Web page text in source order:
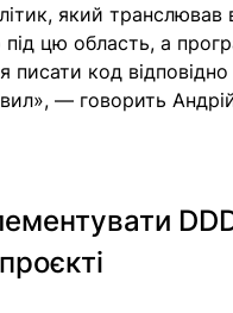
який транслював
цю область, а
писати код
— говорить